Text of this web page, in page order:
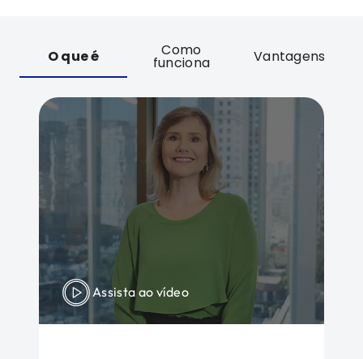
O que é Como
funciona Vantagens
Assista ao vídeo